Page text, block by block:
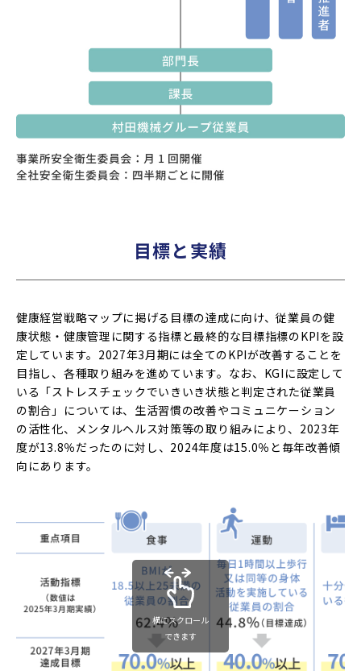
目標と実績
健康経営戦略マップに掲げる目標の達成に向け、従業員の健
康状態・健康管理に関する指標と最終的な目標指標のKPIを設
定しています。2027年3月期には全てのKPIが改善することを
目指し、各種取り組みを進めています。なお、KGIに設定して
いる「ストレスチェックでいきいき状態と判定された従業員
の割合」については、生活習慣の改善やコミュニケーション
の活性化、メンタルヘルス対策等の取り組みにより、2023年
度が13.8％だったのに対し、2024年度は15.0％と毎年改善傾
向にあります。
横にスクロール
できます